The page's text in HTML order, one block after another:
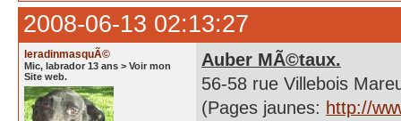
2008-06-13 02:13:27
leradinmasquÃ©
Mic, labrador 13 ans > Voir mon
Site web.
Auber MÃ©taux.
56-58 rue Villebois
(Pages jaunes: http://